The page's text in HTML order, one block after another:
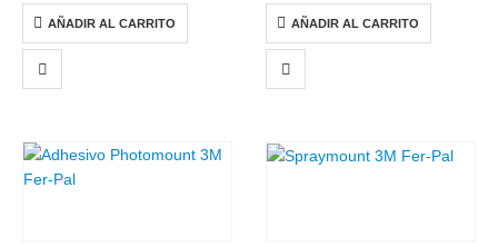
alta resistencia inicial y un
rápido desarrrollo de la
resistencia final. En…
AÑADIR AL CARRITO
, telas, etc. en prensas de
vacío. Permite reposicionar las
uniones antes de aplicar el…
AÑADIR AL CARRITO